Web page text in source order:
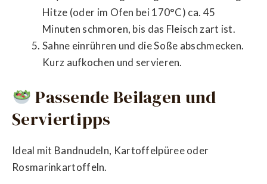
Hitze (oder im Ofen bei 170°C) ca. 45
Minuten schmoren, bis das Fleisch zart ist.
Sahne einrühren und die Soße abschmecken.
Kurz aufkochen und servieren.
Passende Beilagen und
Serviertipps
Ideal mit Bandnudeln, Kartoffelpüree oder
Rosmarinkartoffeln.